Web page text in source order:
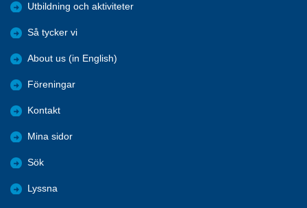
Utbildning och aktiviteter
Så tycker vi
About us (in English)
Föreningar
Kontakt
Mina sidor
Sök
Lyssna